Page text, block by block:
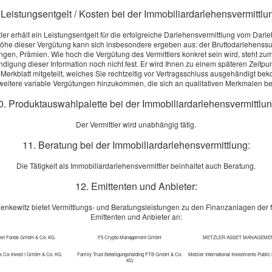
(VVG)
und - beratung (VersVermV)
(FinVermV)
(ImmVermV)
die vom Bundesministerium der Justiz und von der juris GmbH
Finanzprodukten
Ereignisse oder Bedingungen aus den drei Bereichen Umwelt
deren Eintreten negative Auswirkungen auf den Wert der
wie ganze Branchen oder Regionen betreffen.
auftretende Extremwetterereignisse ein Risiko darstellen.
in einer bestimmten Region. Dadurch könnten
/ Kosten bei der
erhält ein Leistungsentgelt für die erfolgreiche Darlehensvermittlung vom
dieser Vergütung kann sich insbesondere ergeben aus: der
Prämien. Wie hoch die Vergütung des Vermittlers konkret sein wird, steht
dieser Information noch nicht fest. Er wird Ihnen zu einem späteren
mitgeteilt, welches Sie rechtzeitig vor Vertragsschluss ausgehändigt
variable Vergütungen hinzukommen, die sich an qualitativen Merkmalen
Produktauswahlpalette bei der
Der Vermittler wird unabhängig tätig.
11. Beratung bei der Immobiliardarlehensvermittlung:
Die Tätigkeit als Immobiliardarlehensvermittler beinhaltet auch Beratung.
12. Emittenten und Anbieter:
bietet Vermittlungs- und Beratungsleistungen zu den Finanzanlagen der
Emittenten und Anbieter an:
Fonds GmbH & Co. KG F5 Crypto Management GmbH METZLER ASSET
Co-Invest I GmbH & Co. KG
Family Trust Beteiligungsholding FTB GmbH & Co.
KG
Metzler International Investments Public